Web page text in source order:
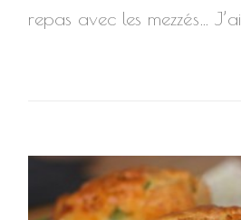
repas avec les mezzés…